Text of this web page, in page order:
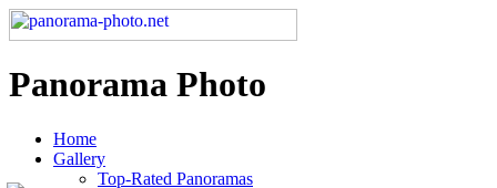
Panorama Photo
Home
Gallery
Top-Rated Panoramas